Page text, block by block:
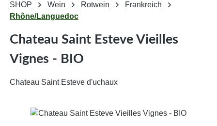
SHOP Wein Rotwein
Frankreich
Rhône/Languedoc
Chateau Saint Esteve Vieilles
Vignes - BIO
Chateau Saint Esteve d'uchaux
Bildergalerie überspringen